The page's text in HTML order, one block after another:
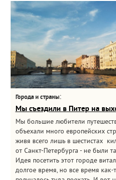
Города и страны:
Мы съездили в Питер на
Мы большие любители
объехали много европейских
живя всего лишь в шестистах
от Санкт-Петербурга - не были
Идея посетить этот городе
долгое время, но все время как-